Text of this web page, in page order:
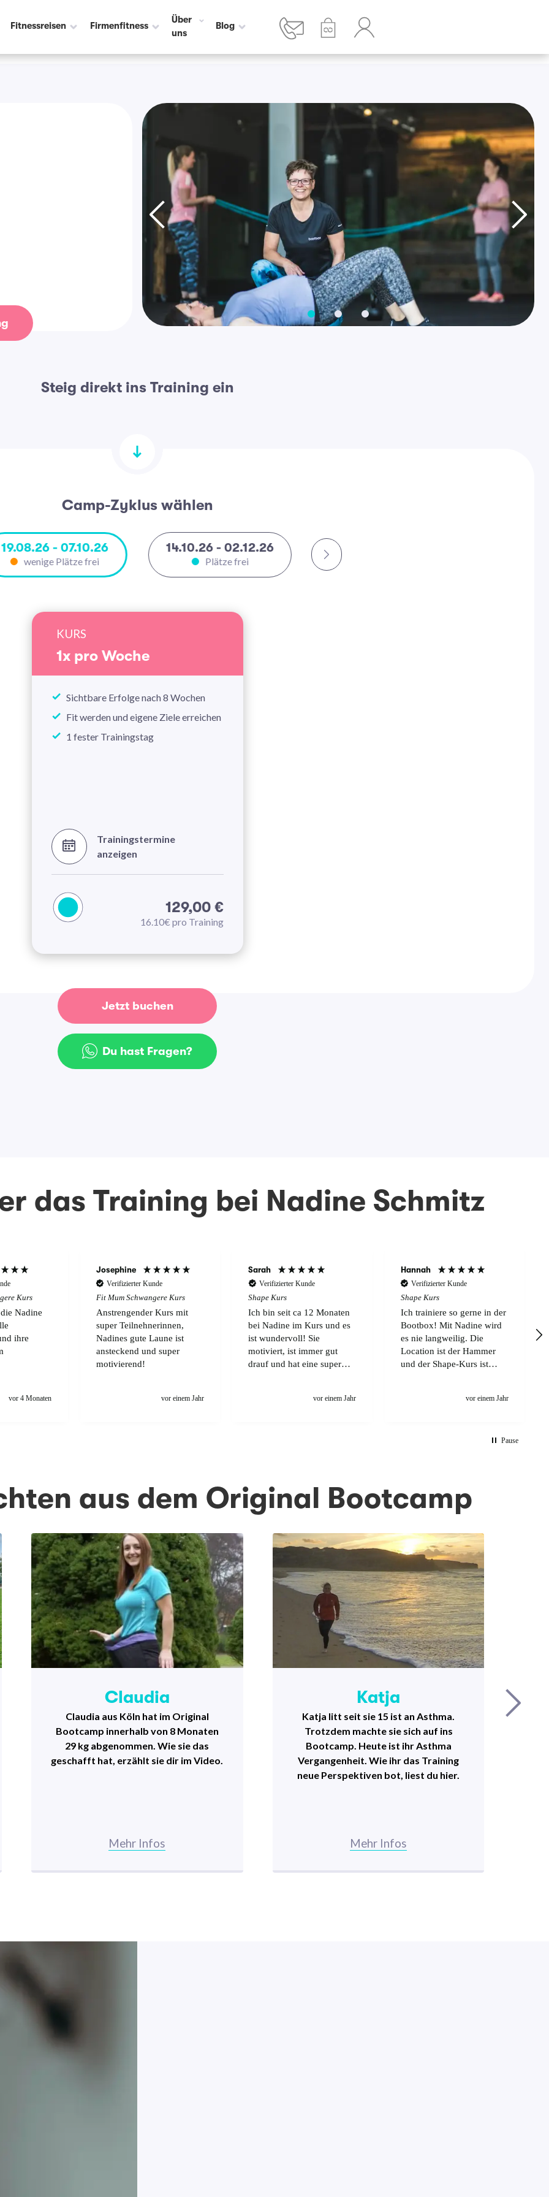
Fitnessreisen Firmenfitness
Über
uns
Blog
Steig direkt ins Training ein
Camp-Zyklus wählen
19.08.26 - 07.10.26
wenige Plätze frei
14.10.26 - 02.12.26
Plätze frei
KURS
1x pro Woche
Sichtbare Erfolge nach 8 Wochen
Fit werden und eigene Ziele erreichen
1 fester Trainingstag
Trainingstermine
anzeigen
129,00 €
16.10€ pro Training
Jetzt buchen
Du hast Fragen?
das Training bei Nadine Schmitz
Kurs
Nadine
ihre
vor 4 Monaten
Josephine
Verifizierter Kunde
Fit Mum Schwangere Kurs
Anstrengender Kurs mit
super Teilnehnerinnen,
Nadines gute Laune ist
ansteckend und super
motivierend!
vor einem Jahr
Sarah
Verifizierter Kunde
Shape Kurs
Ich bin seit ca 12 Monaten
bei Nadine im Kurs und es
ist wundervoll! Sie
motiviert, ist immer gut
drauf und hat eine super
die Gruppe toll und wenn
Muskelkater hatte, seit
bestimmt 10 Jahren zum
ersten Mal 🤗. Ich bleib dir
treu Nadine !!!
vor einem Jahr
Hannah
Verifizierter Kunde
Shape Kurs
Ich trainiere so gerne in der
Bootbox! Mit Nadine wird
es nie langweilig. Die
Location ist der Hammer
und der Shape-Kurs ist
meine Haltung hat sich
vor einem Jahr
Pause
aus dem Original Bootcamp
Claudia
Claudia aus Köln hat im Original
Bootcamp innerhalb von 8 Monaten
29 kg abgenommen. Wie sie das
geschafft hat, erzählt sie dir im Video.
Mehr Infos
Katja
Katja litt seit sie 15 ist an Asthma.
Trotzdem machte sie sich auf ins
Bootcamp. Heute ist ihr Asthma
Vergangenheit. Wie ihr das Training
neue Perspektiven bot, liest du hier.
Mehr Infos